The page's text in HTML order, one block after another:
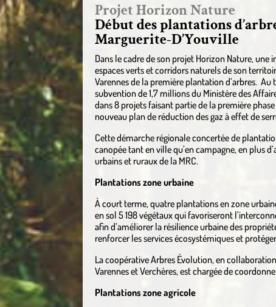
Projet Horizon Nature
Début des plantations
Marguerite-D’Youville
Dans le cadre de son projet Horizon Nature,
espaces verts et corridors naturels de son
Varennes de la première plantation d’arbres.
subvention de 1,7 millions du Ministère des
dans 8 projets faisant partie de la première
nouveau plan de réduction des gaz à effet de
Cette démarche régionale concertée de
canopée tant en ville qu’en campagne, en plus
urbains et ruraux de la MRC.
Plantations zone urbaine
À court terme, quatre plantations en zone
en sol 5 198 végétaux qui favoriseront
afin d’améliorer la résilience urbaine des
renforcer les services écosystémiques et
La coopérative Arbres Évolution, en
Varennes et Verchères, est chargée de
Plantations zone agricole